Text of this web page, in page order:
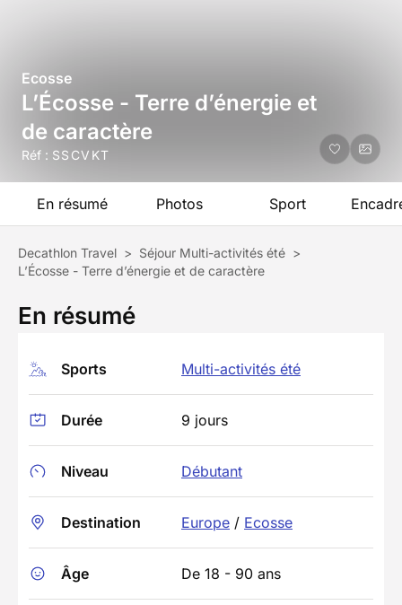
Ecosse
L’Écosse - Terre d’énergie et
de caractère
Réf : SSCVKT
En résumé Photos Sport
Decathlon Travel > Séjour Multi-activités été >
L’Écosse - Terre d’énergie et de caractère
En résumé
Sports Multi-activités été
Durée 9 jours
Niveau Débutant
Destination Europe / Ecosse
Âge De 18 - 90 ans